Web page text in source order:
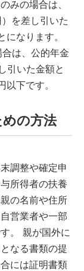
みの場合は、
を差し引いた
なります。
は、公的年金
引いた金額と
下です。
の方法
調整や確定申
所得者の扶養
の名前や住所
営業者や一部
。 親が国外に
なる書類の提
には証明書類